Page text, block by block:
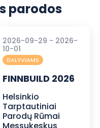
parodos
2026-09-29 - 2026-
10-01
DALYVIAMS
FINNBUILD 2026
Helsinkio
Tarptautiniai
Parodų Rūmai